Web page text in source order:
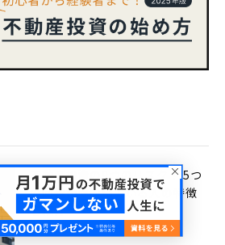
不動産投資の9つのリスク！ 5つ
の回避策や向いている人の特徴
も紹介